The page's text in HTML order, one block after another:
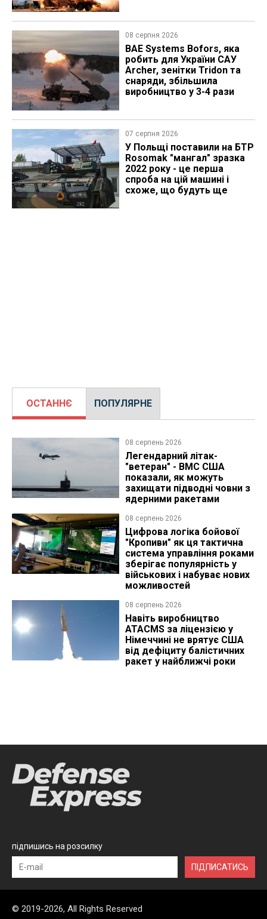
08 серпня 2026
BAE Systems Bofors, яка
робить для України САУ
Archer, зенітки Tridon та
снаряди, збільшила
виробництво у 3-4 рази
07 серпня 2026
У Польщі поставили на БТР
Rosomak "мангал" зразка
2022 року - це перша
спроба на цій машині і
схоже, що будуть ще
ОСТАННЄ ПОПУЛЯРНЕ
08 серпень 2026
Легендарний літак-
"ветеран" - ВМС США
показали, як можуть
захищати підводні човни з
ядерними ракетами
08 серпень 2026
Цифрова логіка бойової
"Кропиви" як ця тактична
система управління роками
зберігає популярність у
військових і набуває нових
можливостей
08 серпень 2026
Навіть виробництво
ATACMS за ліцензією у
Німеччині не врятує США
від дефіциту балістичних
ракет у найближчі роки
підпишись на розсилку
ПІДПИСАТИСЬ
© 2019-2026, All Rights Reserved